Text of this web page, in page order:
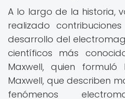
A lo largo de la historia,
realizado
desarrollo del
científicos más
Maxwell, quien
Maxwell, que describen
fenómenos